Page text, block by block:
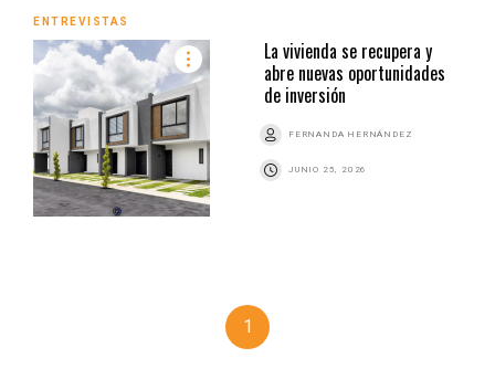
ENTREVISTAS
La vivienda se recupera y
abre nuevas oportunidades
de inversión
FERNANDA HERNÁNDEZ
JUNIO 25, 2026
1